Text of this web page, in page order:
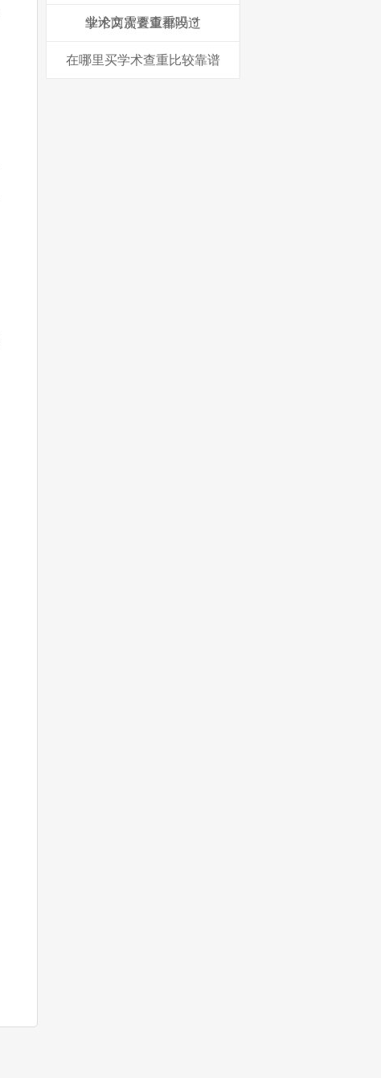
业论文需要查重吗？
学术两次查重都没过
在哪里买学术查重比较靠谱